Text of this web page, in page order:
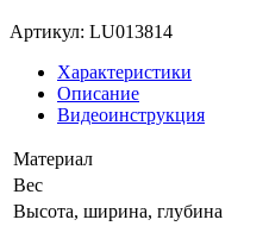
Артикул: LU013814
Характеристики
Описание
Видеоинструкция
Материал
Вес
Высота, ширина, глубина